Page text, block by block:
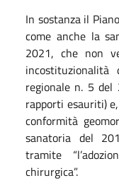
In sostanza il
come anche la
2021, che non
regionale n. 5 del
rapporti esauriti)
conformità
sanatoria del
tramite
chirurgica”.